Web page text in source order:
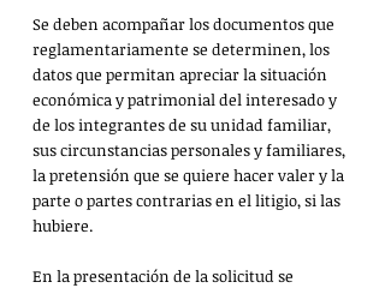
Se deben acompañar los documentos que
reglamentariamente se determinen, los
datos que permitan apreciar la situación
económica y patrimonial del interesado y
de los integrantes de su unidad familiar,
sus circunstancias personales y familiares,
la pretensión que se quiere hacer valer y la
parte o partes contrarias en el litigio, si las
hubiere.
En la presentación de la solicitud se